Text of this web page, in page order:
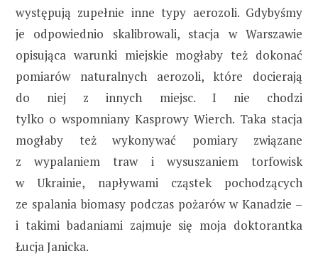
występują zupełnie inne typy aerozoli. Gdybyśmy
je odpowiednio skalibrowali, stacja w Warszawie
opisująca warunki miejskie mogłaby też dokonać
pomiarów naturalnych aerozoli, które docierają
do niej z innych miejsc. I nie chodzi
tylko o wspomniany Kasprowy Wierch. Taka stacja
mogłaby też wykonywać pomiary związane
z wypalaniem traw i wysuszaniem torfowisk
w Ukrainie, napływami cząstek pochodzących
ze spalania biomasy podczas pożarów w Kanadzie –
i takimi badaniami zajmuje się moja doktorantka
Łucja Janicka.